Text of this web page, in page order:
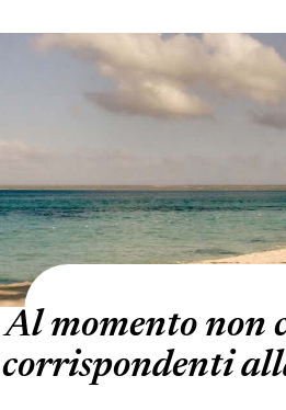
Al momento non
corrispondenti